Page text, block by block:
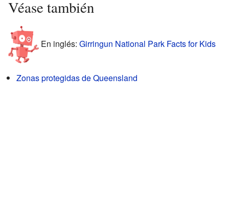
Véase también
En inglés: Girringun National Park Facts for Kids
Zonas protegidas de Queensland